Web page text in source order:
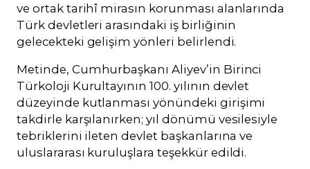
ve ortak tarihî mirasın korunması alanlarında
Türk devletleri arasındaki iş birliğinin
gelecekteki gelişim yönleri belirlendi.
Metinde, Cumhurbaşkanı Aliyev’in Birinci
Türkoloji Kurultayının 100. yılının devlet
düzeyinde kutlanması yönündeki girişimi
takdirle karşılanırken; yıl dönümü vesilesiyle
tebriklerini ileten devlet başkanlarına ve
uluslararası kuruluşlara teşekkür edildi.